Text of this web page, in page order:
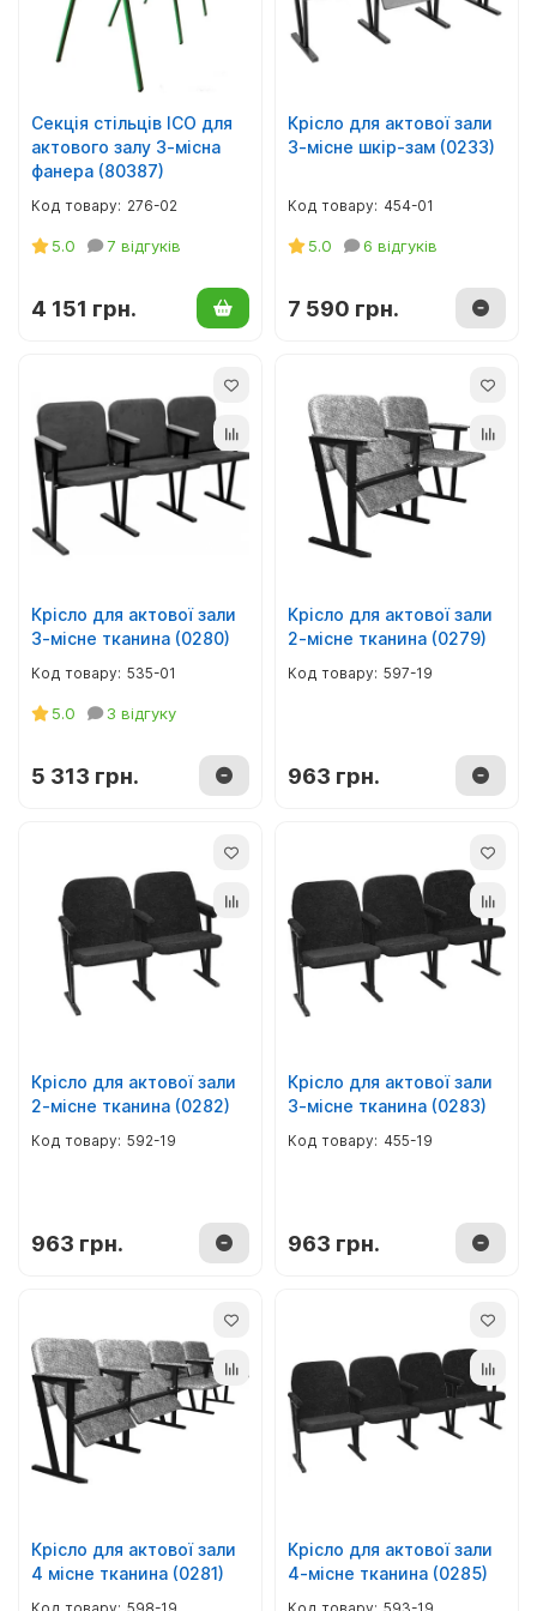
М'який інвентар, текстиль
Декор для фотозон
Верхній дитячий одяг
Дитяча постільна білизна
Аксесуари до одягу
Хрестильні набори
Секція стільців ІСО для
актового залу 3-місна
фанера (80387)
276-02
5.0 7 відгуків
4 151 грн.
Крісло для актової зали
3-місне шкір-зам (0233)
454-01
5.0 6 відгуків
7 590 грн.
Крісло для актової зали
3-місне тканина (0280)
535-01
5.0 3 відгуку
5 313 грн.
Крісло для актової зали
2-місне тканина (0279)
597-19
963 грн.
Крісло для актової зали
2-місне тканина (0282)
592-19
963 грн.
Крісло для актової зали
3-місне тканина (0283)
455-19
963 грн.
Крісло для актової зали
4 місне тканина (0281)
Крісло для актової зали
4-місне тканина (0285)